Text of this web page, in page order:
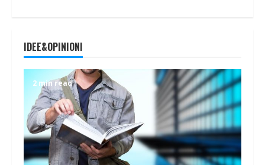
IDEE&OPINIONI
2 min read